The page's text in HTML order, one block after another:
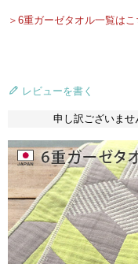
＞6重ガーゼタオル一覧はこ
レビューを書く
申し訳ございませ